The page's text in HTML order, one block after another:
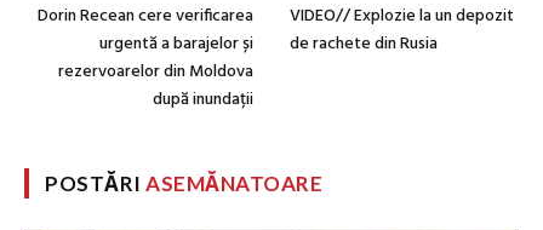
Dorin Recean cere verificarea
urgentă a barajelor și
rezervoarelor din Moldova
după inundații
VIDEO// Explozie la un depozit
de rachete din Rusia
POSTĂRIASEMĂNATOARE